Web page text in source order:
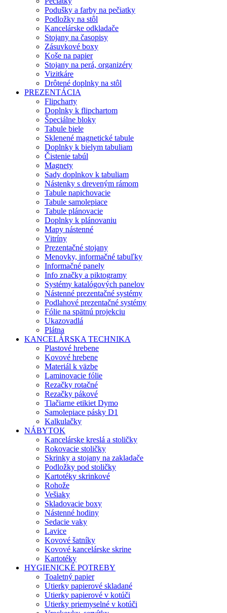
Podušky a farby na pečiatky
Podložky na stôl
Kancelárske odkladače
Stojany na časopisy
Zásuvkové boxy
Koše na papier
Stojany na perá, organizéry
Vizitkáre
Drôtené doplnky na stôl
PREZENTÁCIA
Flipcharty
Doplnky k flipchartom
Špeciálne bloky
Tabule biele
Sklenené magnetické tabule
Doplnky k bielym tabuliam
Čistenie tabúl
Magnety
Sady doplnkov k tabuliam
Nástenky s dreveným rámom
Tabule napichovacie
Tabule samolepiace
Tabule plánovacie
Doplnky k plánovaniu
Mapy nástenné
Vitríny
Prezentačné stojany
Menovky, informačné tabuľky
Informačné panely
Info značky a piktogramy
Systémy katalógových panelov
Nástenné prezentačné systémy
Podlahové prezentačné systémy
Fólie na spätnú projekciu
Ukazovadlá
Plátna
KANCELÁRSKA TECHNIKA
Plastové hrebene
Kovové hrebene
Materiál k väzbe
Laminovacie fólie
Rezačky rotačné
Rezačky pákové
Tlačiarne etikiet Dymo
Samolepiace pásky D1
Kalkulačky
NÁBYTOK
Kancelárske kreslá a stoličky
Rokovacie stoličky
Skrinky a stojany na zakladače
Podložky pod stoličky
Kartotéky skrinkové
Rohože
Vešiaky
Skladovacie boxy
Nástenné hodiny
Sedacie vaky
Lavice
Kovové šatníky
Kovové kancelárske skrine
Kartotéky
HYGIENICKÉ POTREBY
Toaletný papier
Utierky papierové skladané
Utierky papierové v kotúči
Utierky priemyselné v kotúči